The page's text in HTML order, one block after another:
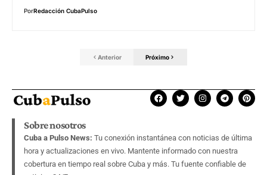
PorRedacción CubaPulso
Anterior Próximo
Sobre nosotros
Cuba a Pulso News: Tu conexión instantánea con noticias de última
hora y actualizaciones en vivo. Mantente informado con nuestra
cobertura en tiempo real sobre Cuba y más. Tu fuente confiable de